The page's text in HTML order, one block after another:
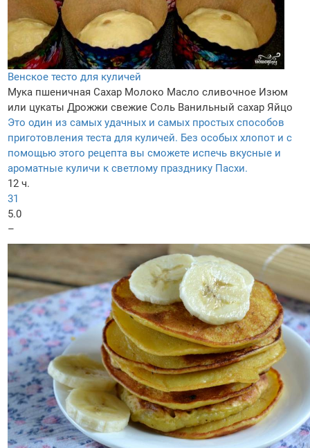
Венское тесто для куличей
Мука пшеничная Сахар Молоко Масло сливочное Изюм
или цукаты Дрожжи свежие Соль Ванильный сахар Яйцо
Это один из самых удачных и самых простых способов
приготовления теста для куличей. Без особых хлопот и с
помощью этого рецепта вы сможете испечь вкусные и
ароматные куличи к светлому празднику Пасхи.
12 ч.
31
5.0
–